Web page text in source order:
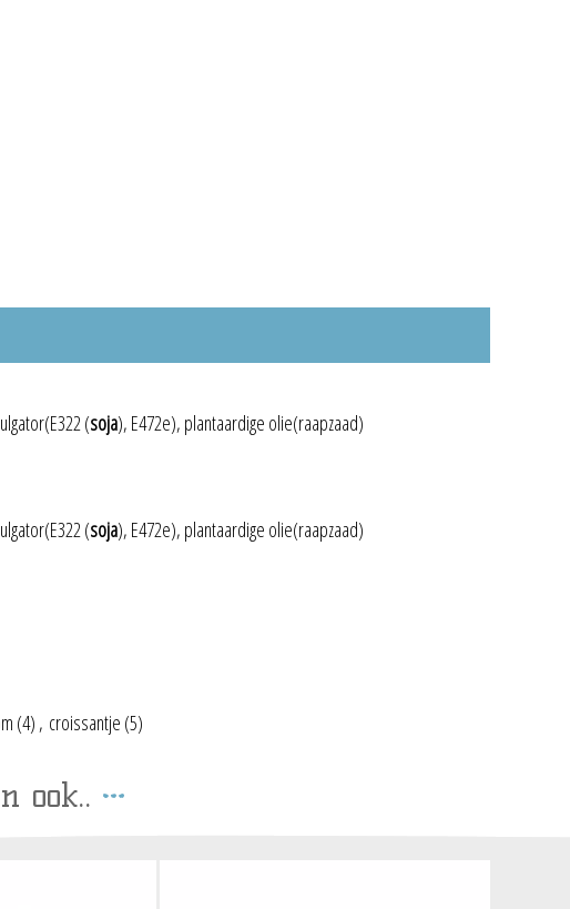
(soja), E472e), plantaardige olie(raapzaad)
(soja), E472e), plantaardige olie(raapzaad)
(4) , croissantje (5)
ook..